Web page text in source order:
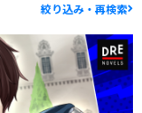
絞り込み・再検索